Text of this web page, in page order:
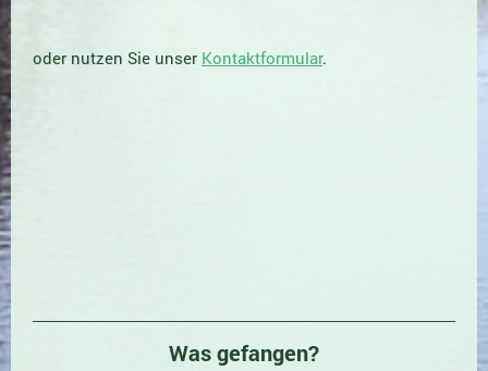
oder nutzen Sie unser Kontaktformular.
Was gefangen?